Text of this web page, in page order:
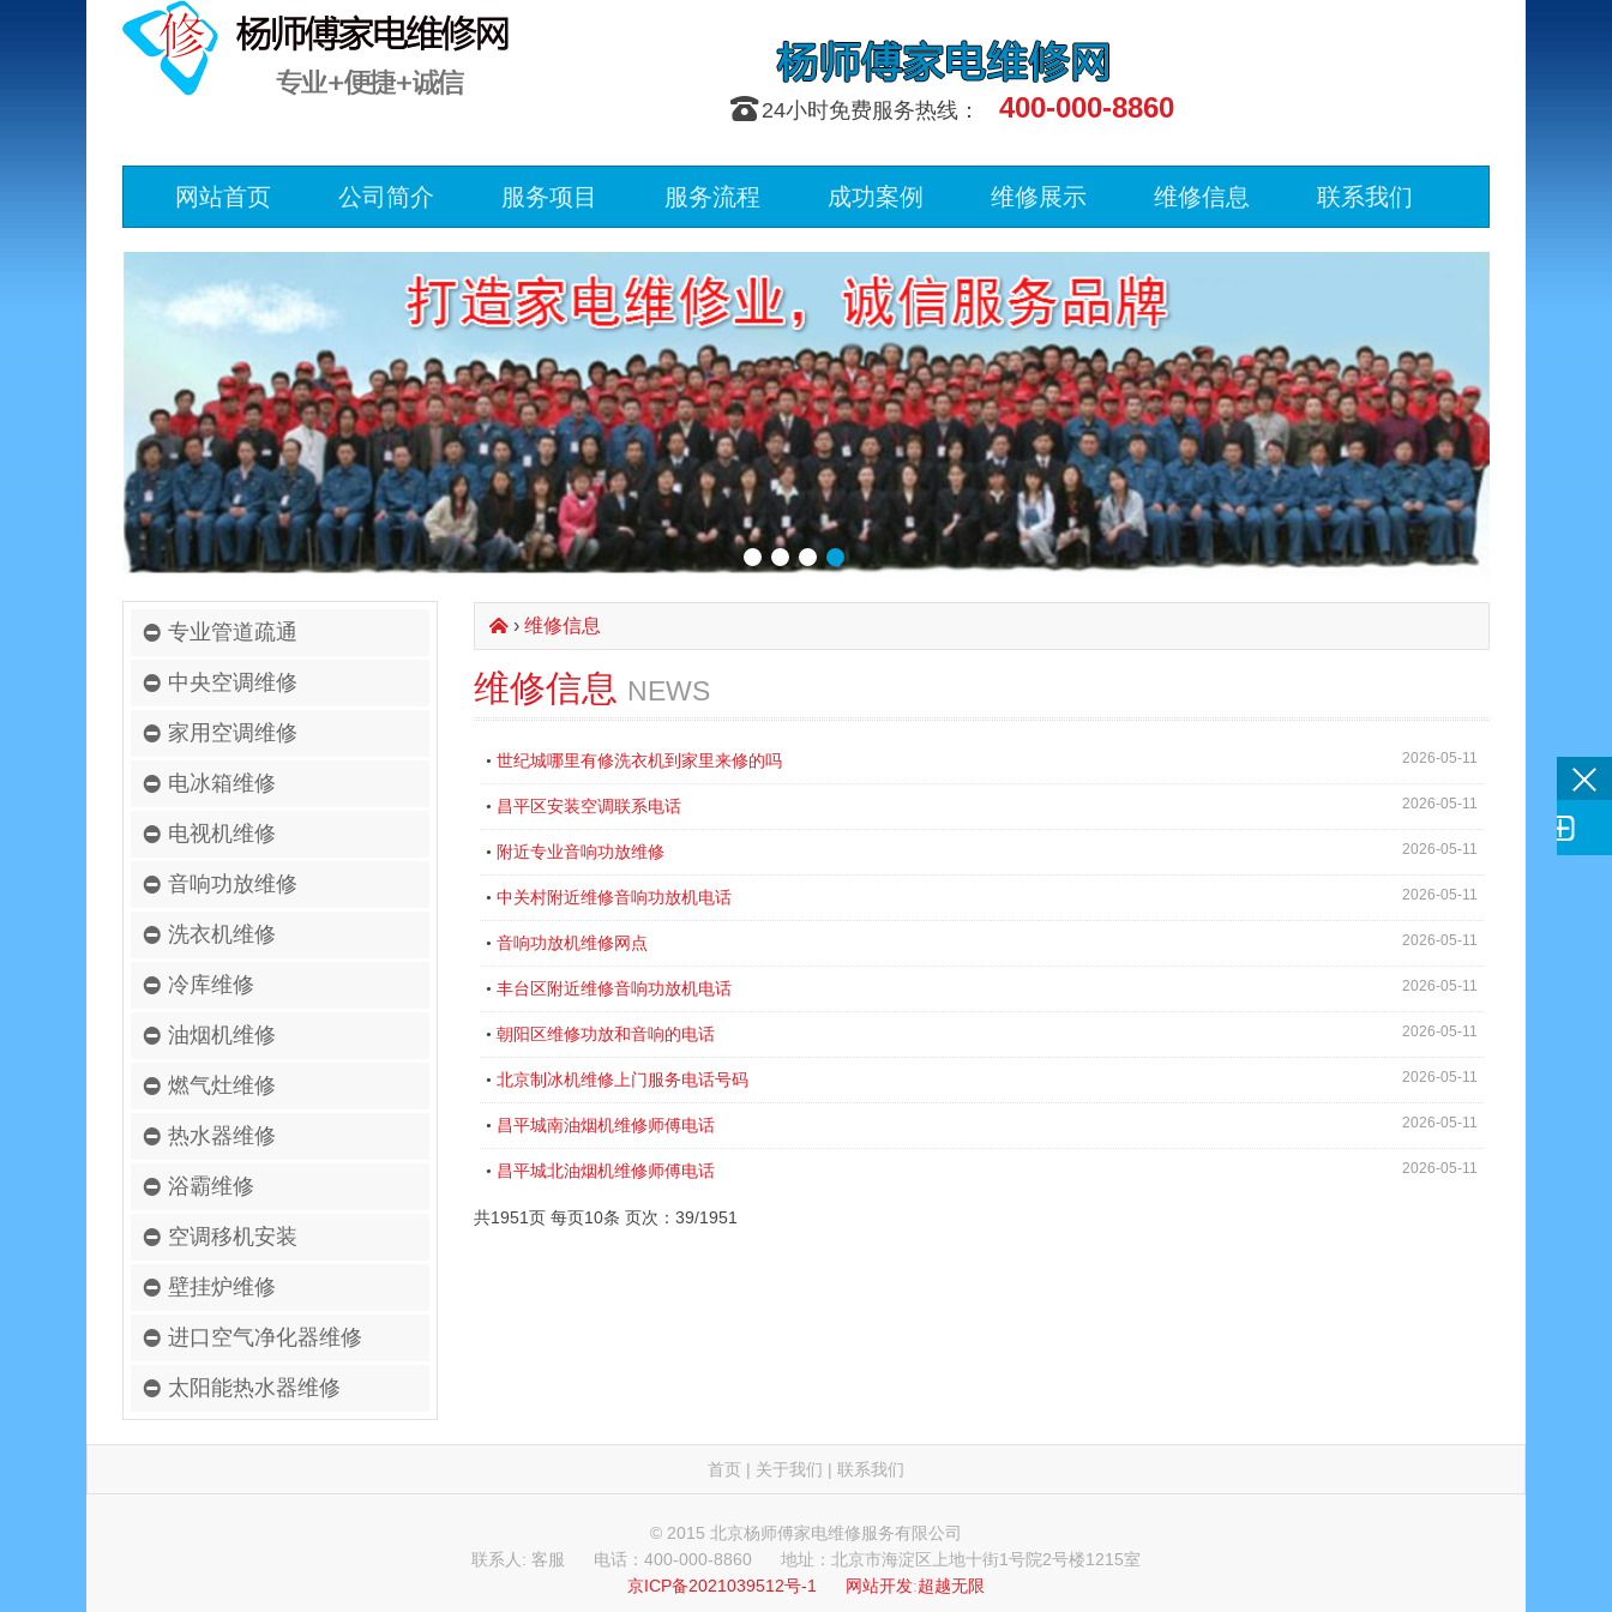
󰇯 24小时免费服务热线： 400-000-8860
网站首页 公司简介 服务项目 服务流程 成功案例 维修展示 维修信息 联系我们
专业管道疏通
中央空调维修
家用空调维修
电冰箱维修
电视机维修
音响功放维修
洗衣机维修
冷库维修
油烟机维修
燃气灶维修
热水器维修
浴霸维修
空调移机安装
壁挂炉维修
进口空气净化器维修
太阳能热水器维修
󰄫› 维修信息
维修信息 NEWS
• 世纪城哪里有修洗衣机到家里来修的吗 2026-05-11
• 昌平区安装空调联系电话 2026-05-11
• 附近专业音响功放维修 2026-05-11
• 中关村附近维修音响功放机电话 2026-05-11
• 音响功放机维修网点 2026-05-11
• 丰台区附近维修音响功放机电话 2026-05-11
• 朝阳区维修功放和音响的电话 2026-05-11
• 北京制冰机维修上门服务电话号码 2026-05-11
• 昌平城南油烟机维修师傅电话 2026-05-11
• 昌平城北油烟机维修师傅电话 2026-05-11
共1951页 每页10条 页次：39/1951
首页 | 关于我们 | 联系我们
© 2015 北京杨师傅家电维修服务有限公司
联系人: 客服
电话：400-000-8860
地址：北京市海淀区上地十街1号院2号楼1215室
京ICP备2021039512号-1
网站开发:超越无限
